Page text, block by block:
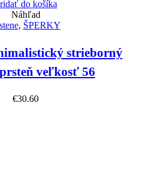
do košíka
Náhľad
, ŠPERKY
strieborný
veľkosť 56
€30.60